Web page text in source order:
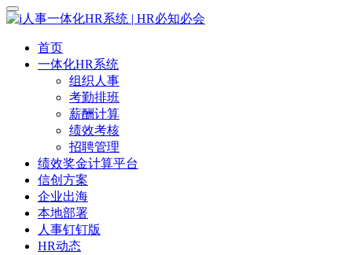
首页
一体化HR系统
组织人事
考勤排班
薪酬计算
绩效考核
招聘管理
绩效奖金计算平台
信创方案
企业出海
本地部署
人事钉钉版
HR动态